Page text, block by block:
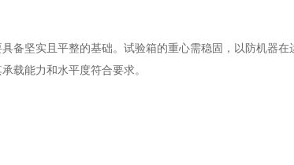
备坚实且平整的基础。试验箱的重心需稳固，以防机器
载能力和水平度符合要求。